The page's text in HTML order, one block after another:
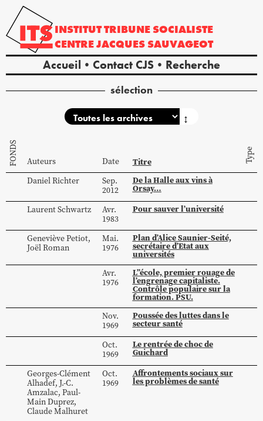
INSTITUTTRIBUNE SOCIALISTE
CENTREJACQUES SAUVAGEOT
Accueil Contact CJS Recherche
sélection
↕
FONDS Auteurs Date Titre Type
DanielRichter
Sep.
2012
De la Halle aux vins à
Orsay…
LaurentSchwartz
Avr.
1983
Pour sauver l’université
GenevièvePetiot,
JoëlRoman
Mai.
1976
Plan d’Alice Saunier-Seité,
secrétaire d’Etat aux
universités
Avr.
1976
L’’école, premier rouage de
l’engrenage capitaliste.
Contrôle populaire sur la
formation. PSU.
Nov.
1969
Poussée des luttes dans le
secteur santé
Oct.
1969
Le rentrée de choc de
Guichard
Georges-Clément
Alhadef, J.-C.
Amzalac, Paul-
MainDuprez,
ClaudeMalhuret
Oct.
1969
Affrontements sociaux sur
les problèmes de santé